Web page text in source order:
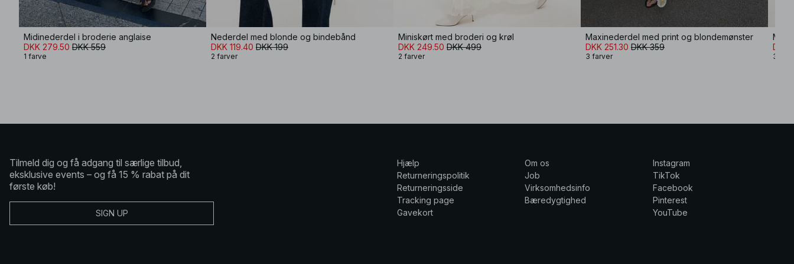
Midinederdel i broderie anglaise
DKK 279.50 DKK 559
1 farve
Nederdel med blonde og bindebånd
DKK 119.40 DKK 199
2 farver
Miniskørt med broderi og krøl
DKK 249.50 DKK 499
2 farver
Maxinederdel med print og blondemønster
DKK 251.30 DKK 359
3 farver
DKK
3
Tilmeld dig og få adgang til særlige tilbud,
eksklusive events – og få 15 % rabat på dit
første køb!
SIGN UP
Hjælp
Returneringspolitik
Returneringsside
Tracking page
Gavekort
Om os
Job
Virksomhedsinfo
Bæredygtighed
Instagram
TikTok
Facebook
Pinterest
YouTube